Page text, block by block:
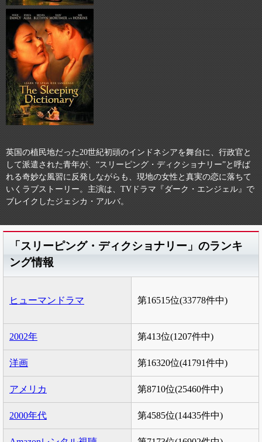
英国の植民地だった20世紀初頭のインドネシアを舞台に、行政官と
して派遣された青年が、“スリーピング・ディクショナリー”と呼ば
れる奇妙な風習に反発しながらも、現地の女性と真実の恋に落ちて
いくラブストーリー。主演は、TVドラマ『ダーク・エンジェル』で
ブレイクしたジェシカ・アルバ。
「スリーピング・ディクショナリー」のランキ
ング情報
ヒューマンドラマ 第16515位(33778件中)
2002年 第413位(1207件中)
洋画 第16320位(41791件中)
アメリカ 第8710位(25460件中)
2000年代 第4585位(14435件中)